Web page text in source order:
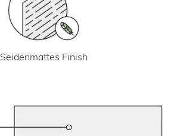
Seidenmattes Finish